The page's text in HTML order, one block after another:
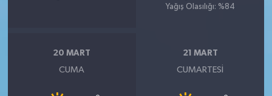
Yağış Olasılığı: %84
20 MART
CUMA
21 MART
CUMARTESI